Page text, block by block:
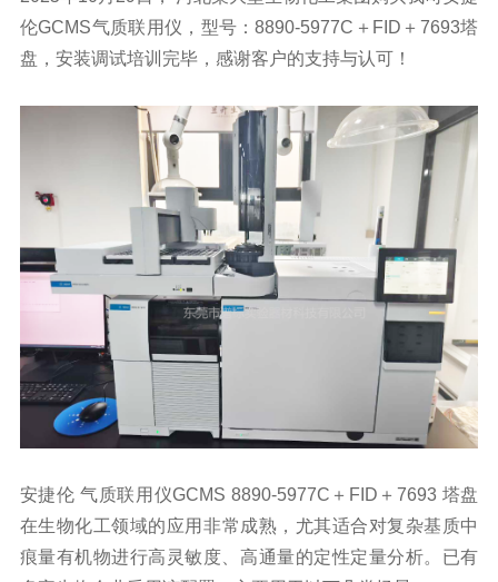
伦GCMS气质联用仪，型号：8890-5977C ＋FID＋7693塔
盘，安装调试培训完毕，感谢客户的支持与认可！
安捷伦 气质联用仪GCMS 8890-5977C＋FID＋7693 塔盘
在生物化工领域的应用非常成熟，尤其适合对复杂基质中
痕量有机物进行高灵敏度、高通量的定性定量分析。已有